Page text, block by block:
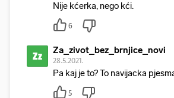
Nije kćerka, nego kći.
6
Zz Za_zivot_bez_brnjice_novi
28.5.2021.
Pa kaj je to? To navijacka
5